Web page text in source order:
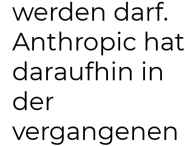
werden darf.
Anthropic hat
daraufhin in
der
vergangenen